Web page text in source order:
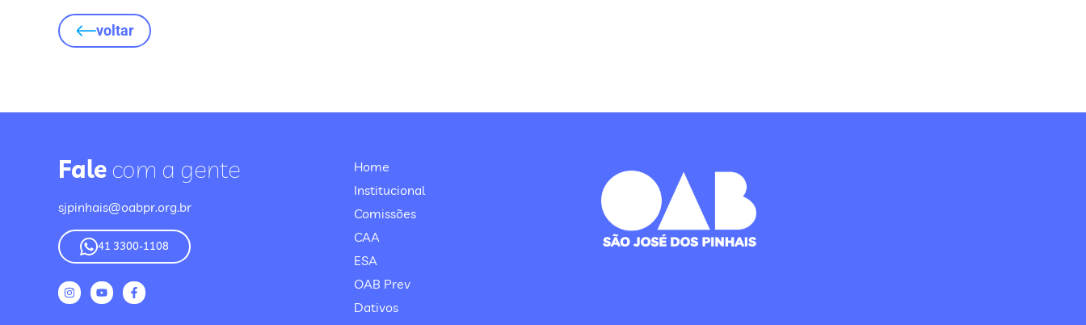
voltar
Fale com a gente
sjpinhais@oabpr.org.br
41 3300-1108
Home
Institucional
Comissões
CAA
ESA
OAB Prev
Dativos